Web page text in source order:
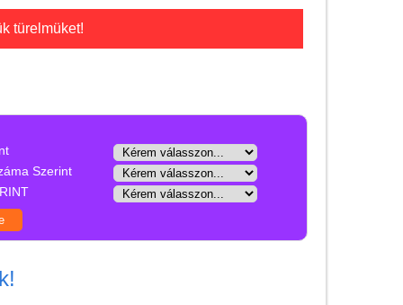
türelmüket!
Szerint
Equa műanyag kulacs
HARRY POTTER
termékek
Hógömb
Kaleidoszkóp